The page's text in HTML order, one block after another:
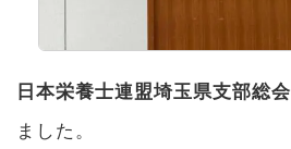
日本栄養士連盟埼玉県支部総会
ました。